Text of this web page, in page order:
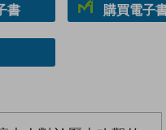
書 購買電子